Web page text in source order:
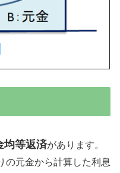
均等返済があります。
の元金から計算した利息